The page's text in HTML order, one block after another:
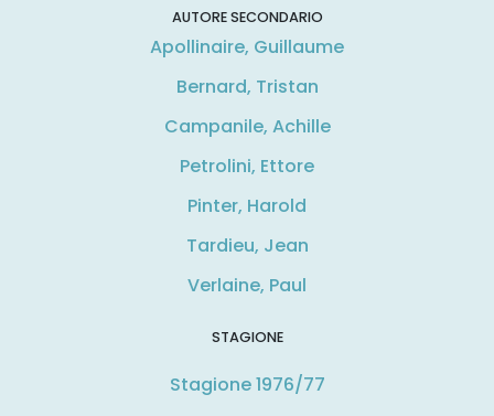
AUTORE SECONDARIO
Apollinaire, Guillaume
Bernard, Tristan
Campanile, Achille
Petrolini, Ettore
Pinter, Harold
Tardieu, Jean
Verlaine, Paul
STAGIONE
Stagione 1976/77